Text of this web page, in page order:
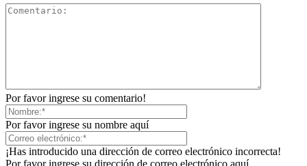
Por favor ingrese su comentario!
Por favor ingrese su nombre aquí
¡Has introducido una dirección de correo electrónico incorrecta!
Por favor ingrese su dirección de correo electrónico aquí